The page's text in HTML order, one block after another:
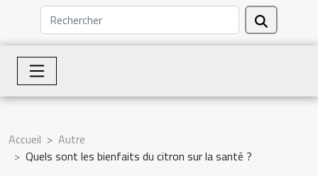
Accueil
Autre
Quels sont les bienfaits du citron sur la santé ?